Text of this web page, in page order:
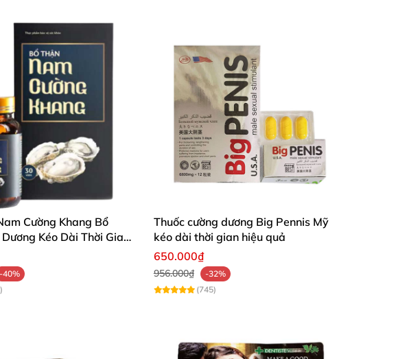
Cường Khang Bổ
Kéo Dài Thời Gian
-40%
Thuốc cường dương Big Pennis Mỹ
kéo dài thời gian hiệu quả
650.000₫
956.000₫
-32%
(745)